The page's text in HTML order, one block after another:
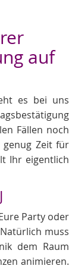
auf
es bei uns
Fällen noch
Zeit für
Ihr eigentlich
Party oder
muss
dem Raum
animieren.